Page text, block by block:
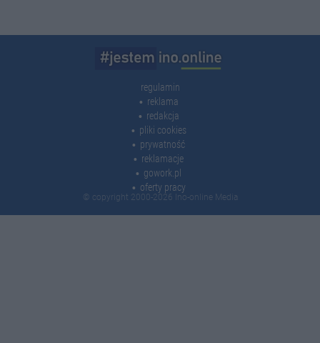
regulamin
reklama
redakcja
pliki cookies
prywatność
reklamacje
gowork.pl
oferty pracy
© copyright 2000-2026 Ino-online Media